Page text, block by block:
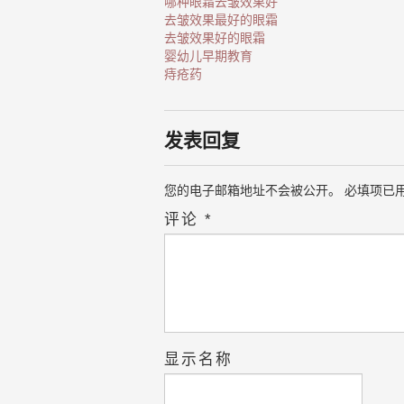
去皱效果最好的眼霜
去皱效果好的眼霜
婴幼儿早期教育
痔疮药
发表回复
您的电子邮箱地址不会被公开。 必填项已
评论 *
显示名称